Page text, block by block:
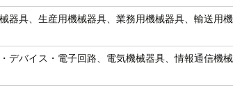
器具、生産用機械器具、業務用機械器具、輸送用
デバイス・電子回路、電気機械器具、情報通信機